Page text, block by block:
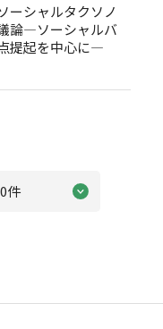
ーシャルタクソノ
論―ソーシャルバ
提起を中心に―